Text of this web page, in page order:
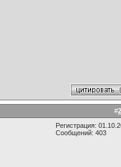
#
Регистрация:
Сообщений: 403